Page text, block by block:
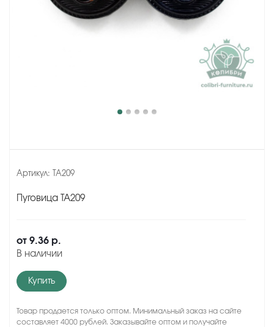
Артикул: TA209
Пуговица TA209
от 9.36 р.
В наличии
Купить
Товар продается только оптом. Минимальный заказ на сайте
составляет 4000 рублей. Заказывайте оптом и получайте